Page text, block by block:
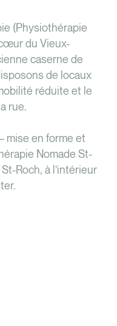
(Physiothérapie
du Vieux-
caserne de
de locaux
réduite et le
rue.
mise en forme et
Nomade St-
Roch, à l’intérieur